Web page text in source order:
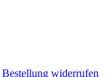
Bestellung widerrufen